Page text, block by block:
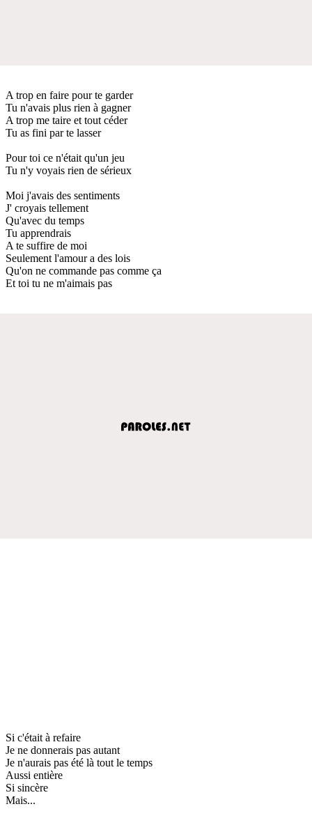
A trop en faire pour te garder
Tu n'avais plus rien à gagner
A trop me taire et tout céder
Tu as fini par te lasser
Pour toi ce n'était qu'un jeu
Tu n'y voyais rien de sérieux
Moi j'avais des sentiments
J' croyais tellement
Qu'avec du temps
Tu apprendrais
A te suffire de moi
Seulement l'amour a des lois
Qu'on ne commande pas comme ça
Et toi tu ne m'aimais pas
Si c'était à refaire
Je ne donnerais pas autant
Je n'aurais pas été là tout le temps
Aussi entière
Si sincère
Mais...